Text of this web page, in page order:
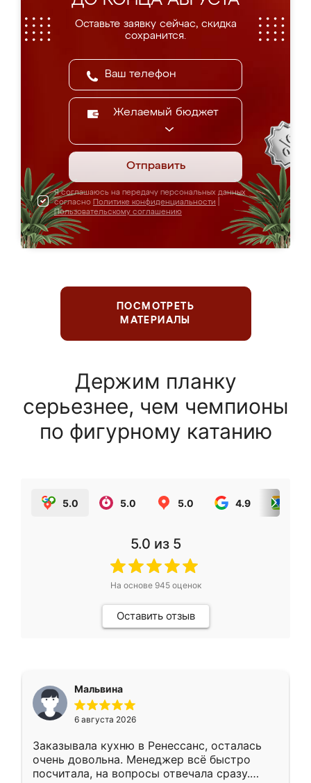
Оставьте заявку сейчас, скидка
сохранится.
Желаемый бюджет
Отправить
Я соглашаюсь на передачу персональных данных
согласно Политике конфиденциальности
Пользовательскому соглашению
ПОСМОТРЕТЬ
МАТЕРИАЛЫ
Держим планку
серьезнее, чем чемпионы
по фигурному катанию
5.0 5.0 5.0 4.9
5.0 из 5
На основе 945оценок
Оставить отзыв
Мальвина
6 августа 2026
Заказывала кухню в Ренессанс, осталась
очень довольна. Менеджер всё быстро
посчитала, на вопросы отвечала сразу.